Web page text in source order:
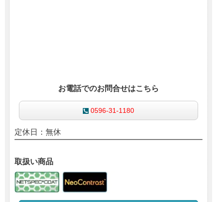
お電話でのお問合せはこちら
0596-31-1180
定休日：無休
取扱い商品